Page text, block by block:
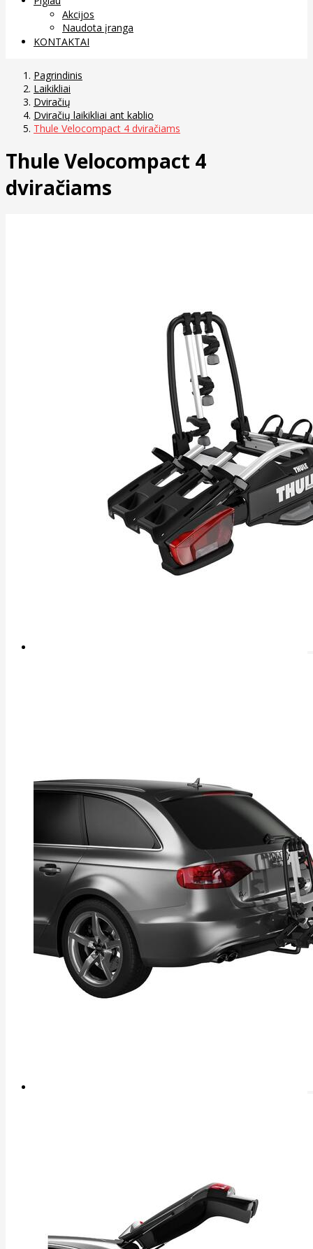
Akcijos
Naudota įranga
KONTAKTAI
Pagrindinis
Laikikliai
Dviračių
Dviračių laikikliai ant kablio
Thule Velocompact 4 dviračiams
Thule Velocompact 4
dviračiams